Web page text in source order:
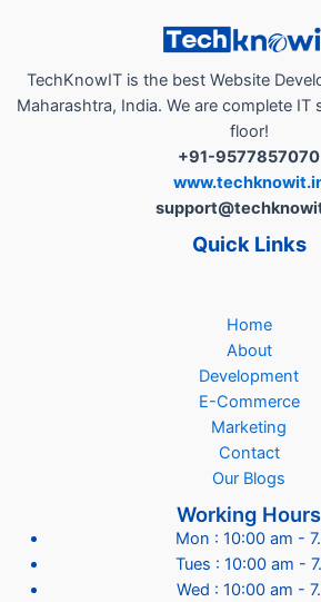
आपका
बिज़नेस
TechKnowIT is the best Website
Maharashtra, India. We are complete IT
floor!
+91-9577857070
Quick Links
Home
About
Development
E-Commerce
Marketing
Contact
Our Blogs
Working Hours
Mon : 10:00 am -
Tues : 10:00 am -
Wed : 10:00 am -